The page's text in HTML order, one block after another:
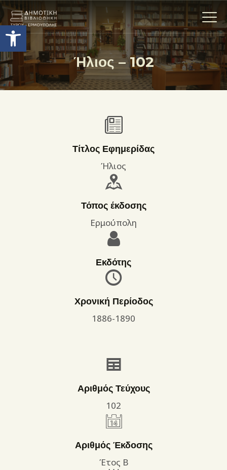
Ανοίξτε τη γραμμή εργαλείων
Ήλιος – 102
Η ΒΙΒΛΙΟΘΗΚΗ
ΟΙ ΣΥΛΛΟΓΈΣ
ΔΡΑΣΤΗΡΙΟΤΗΤΕΣ
ΕΠΙΚΟΙΝΩΝΊΑ
ΌΡΟΙ ΧΡΉΣΗΣ
Τίτλος Εφημερίδας
Ήλιος
Τόπος έκδοσης
Ερμούπολη
Εκδότης
Χρονική Περίοδος
1886-1890
Αριθμός Τεύχους
102
Αριθμός Έκδοσης
Έτος Β